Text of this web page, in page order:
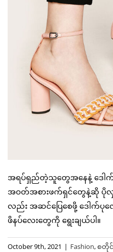
အရပ်ရှည်တဲ့သူတွေအနေနဲ့ ဒေါက်
အဝတ်အစားဖက်ရှင်တွေနဲ့ဆို ပို
လည်း အဆင်ပြေစေဖို့ ဒေါက်ပုလ
ဖိနပ်လေးတွေကို ရွေးချယ်ပါ။
October 9th, 2021 | Fashion,စတိုင်